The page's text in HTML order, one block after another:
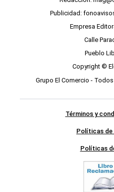
Publicidad:
Empresa
Calle
Pueblo
Copyright ©
Grupo El Comercio -
Términos y
Políticas de
Políticas